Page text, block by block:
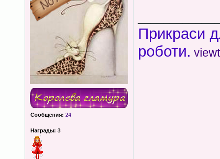
Сообщения: 24
Награды: 3
Прикраси
роботи.